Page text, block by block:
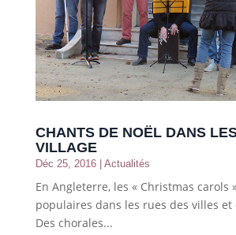
CHANTS DE NOËL DANS
VILLAGE
Déc 25, 2016| Actualités
En Angleterre, les « Christmas carols
populaires dans les rues des villes et
Des chorales...